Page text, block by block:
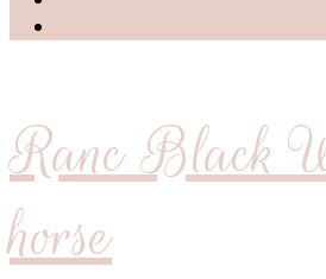
Ranc Black
horse